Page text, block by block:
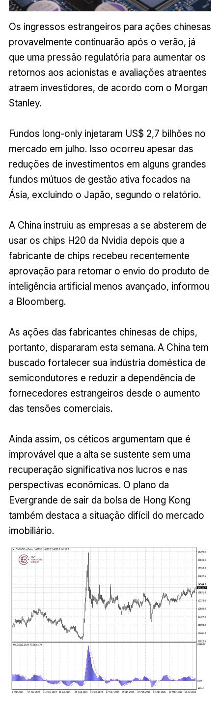
Os ingressos estrangeiros para ações chinesas
provavelmente continuarão após o verão, já
que uma pressão regulatória para aumentar os
retornos aos acionistas e avaliações atraentes
atraem investidores, de acordo com o Morgan
Stanley.
Fundos long-only injetaram US$ 2,7 bilhões no
mercado em julho. Isso ocorreu apesar das
reduções de investimentos em alguns grandes
fundos mútuos de gestão ativa focados na
Ásia, excluindo o Japão, segundo o relatório.
A China instruiu as empresas a se absterem de
usar os chips H20 da Nvidia depois que a
fabricante de chips recebeu recentemente
aprovação para retomar o envio do produto de
inteligência artificial menos avançado, informou
a Bloomberg.
As ações das fabricantes chinesas de chips,
portanto, dispararam esta semana. A China tem
buscado fortalecer sua indústria doméstica de
semicondutores e reduzir a dependência de
fornecedores estrangeiros desde o aumento
das tensões comerciais.
Ainda assim, os céticos argumentam que é
improvável que a alta se sustente sem uma
recuperação significativa nos lucros e nas
perspectivas econômicas. O plano da
Evergrande de sair da bolsa de Hong Kong
também destaca a situação difícil do mercado
imobiliário.